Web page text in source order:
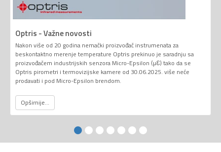
Optris - Važne novosti
Nakon više od 20 godina nemački proizvođač instrumenata za
beskontaktno merenje temperature Optris prekinuo je saradnju sa
proizvođačem industrijskih senzora Micro-Epsilon (µƐ) tako da se
Optris pirometri i termovizijske kamere od 30.06.2025. više neće
prodavati i pod Micro-Epsilon brendom.
Opširnije...